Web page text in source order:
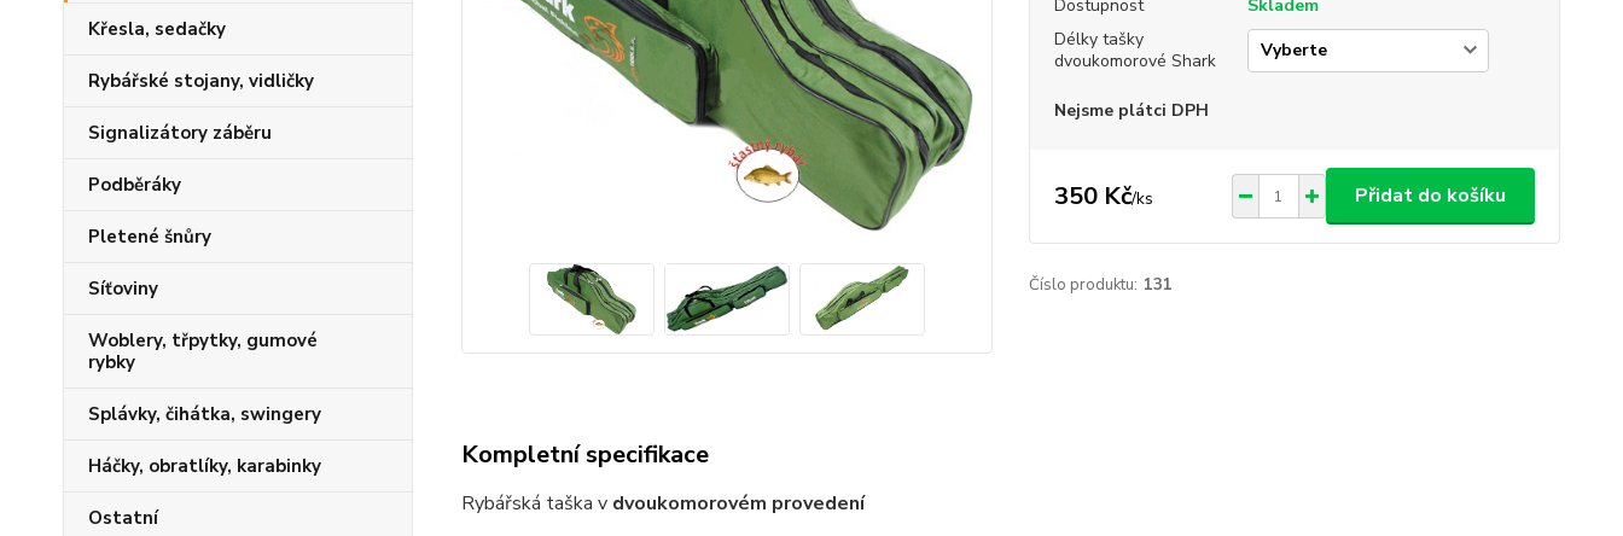
Křesla, sedačky
Rybářské stojany, vidličky
Signalizátory záběru
Podběráky
Pletené šnůry
Síťoviny
Woblery, třpytky, gumové
rybky
Splávky, čihátka, swingery
Háčky, obratlíky, karabinky
Ostatní
Dostupnost
Skladem
Délky tašky
dvoukomorové Shark
Nejsme plátci DPH
350 Kč/ks Přidat do košíku
Číslo produktu: 131
Kompletní specifikace
Rybářská taška vdvoukomorovém provedení